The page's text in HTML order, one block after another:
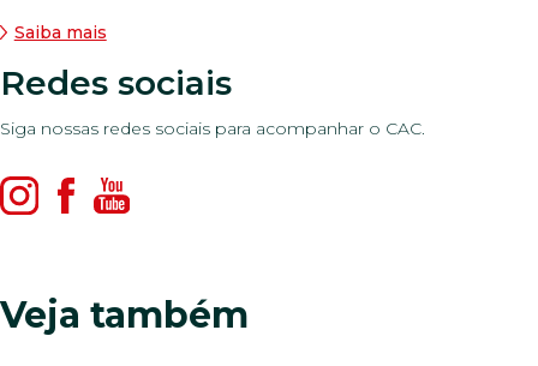
Saiba mais
Redes sociais
Siga nossas redes sociais para acompanhar o CAC.
Veja também